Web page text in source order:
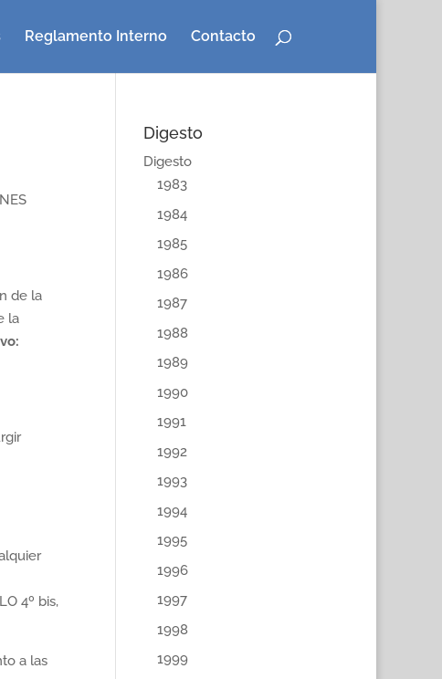
Reglamento Interno Contacto
de la
la
4º bis,
a las
Digesto
Digesto
1983
1984
1985
1986
1987
1988
1989
1990
1991
1992
1993
1994
1995
1996
1997
1998
1999